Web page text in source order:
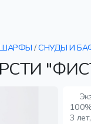
ШАРФЫ /СНУДЫ И
3